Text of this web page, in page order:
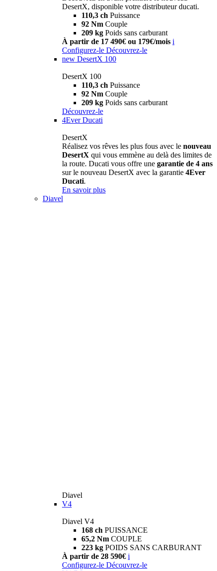
DesertX, disponible votre distributeur ducati.
110,3 ch Puissance
92 Nm Couple
209 kg Poids sans carburant
À partir de 17 490€ ou 179€/mois i
Configurez-le Découvrez-le
new DesertX 100
DesertX 100
110,3 ch Puissance
92 Nm Couple
209 kg Poids sans carburant
Découvrez-le
4Ever Ducati
DesertX
Réalisez vos rêves les plus fous avec le nouveau
DesertX qui vous emmène au delà des limites de
la route. Ducati vous offre une garantie de 4 ans
sur le nouveau DesertX avec la garantie 4Ever
Ducati.
En savoir plus
Diavel
Diavel
V4
Diavel V4
168 ch PUISSANCE
65,2 Nm COUPLE
223 kg POIDS SANS CARBURANT
À partir de 28 590€ i
Configurez-le Découvrez-le